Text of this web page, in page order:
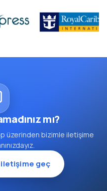
mı?
üzerinden bizimle iletişime
geç